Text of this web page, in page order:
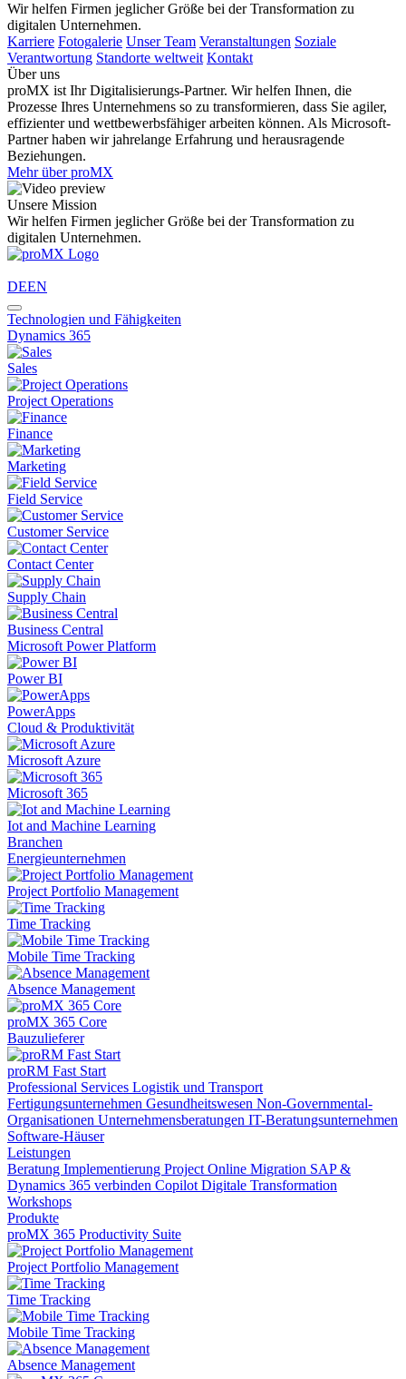
Wir helfen Firmen jeglicher Größe bei der Transformation zu
digitalen Unternehmen.
Karriere Fotogalerie Unser Team Veranstaltungen Soziale
Verantwortung Standorte weltweit Kontakt
Über uns
proMX ist Ihr Digitalisierungs-Partner. Wir helfen Ihnen, die
Prozesse Ihres Unternehmens so zu transformieren, dass Sie agiler,
effizienter und wettbewerbsfähiger arbeiten können. Als Microsoft-
Partner haben wir jahrelange Erfahrung und herausragende
Beziehungen.
Mehr über proMX
Unsere Mission
Wir helfen Firmen jeglicher Größe bei der Transformation zu
digitalen Unternehmen.
DEEN
Technologien und Fähigkeiten
Dynamics 365
Sales
Project Operations
Finance
Marketing
Field Service
Customer Service
Contact Center
Supply Chain
Business Central
Microsoft Power Platform
Power BI
PowerApps
Cloud & Produktivität
Microsoft Azure
Microsoft 365
Iot and Machine Learning
Branchen
Energieunternehmen
Project Portfolio Management
Time Tracking
Mobile Time Tracking
Absence Management
proMX 365 Core
Bauzulieferer
proRM Fast Start
Professional Services Logistik und Transport
Fertigungsunternehmen Gesundheitswesen Non-Governmental-
Organisationen Unternehmensberatungen IT-Beratungsunternehmen
Software-Häuser
Leistungen
Beratung Implementierung Project Online Migration SAP &
Dynamics 365 verbinden Copilot Digitale Transformation
Workshops
Produkte
proMX 365 Productivity Suite
Project Portfolio Management
Time Tracking
Mobile Time Tracking
Absence Management